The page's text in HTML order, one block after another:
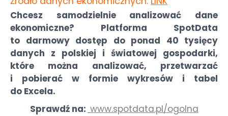
Chcesz samodzielnie analizować dane
ekonomiczne? Platforma SpotData
to darmowy dostęp do ponad 40 tysięcy
danych z polskiej i światowej gospodarki,
które można analizować, przetwarzać
i pobierać w formie wykresów i tabel
do Excela.
Sprawdź na: www.spotdata.pl/ogolna